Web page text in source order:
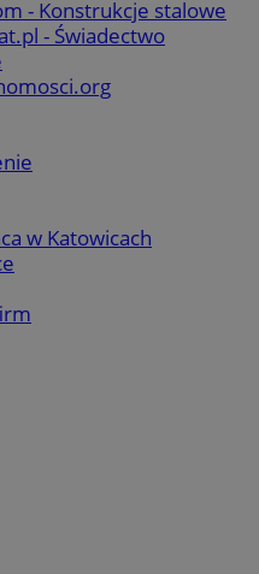
- Konstrukcje stalowe
- Świadectwo
w Katowicach